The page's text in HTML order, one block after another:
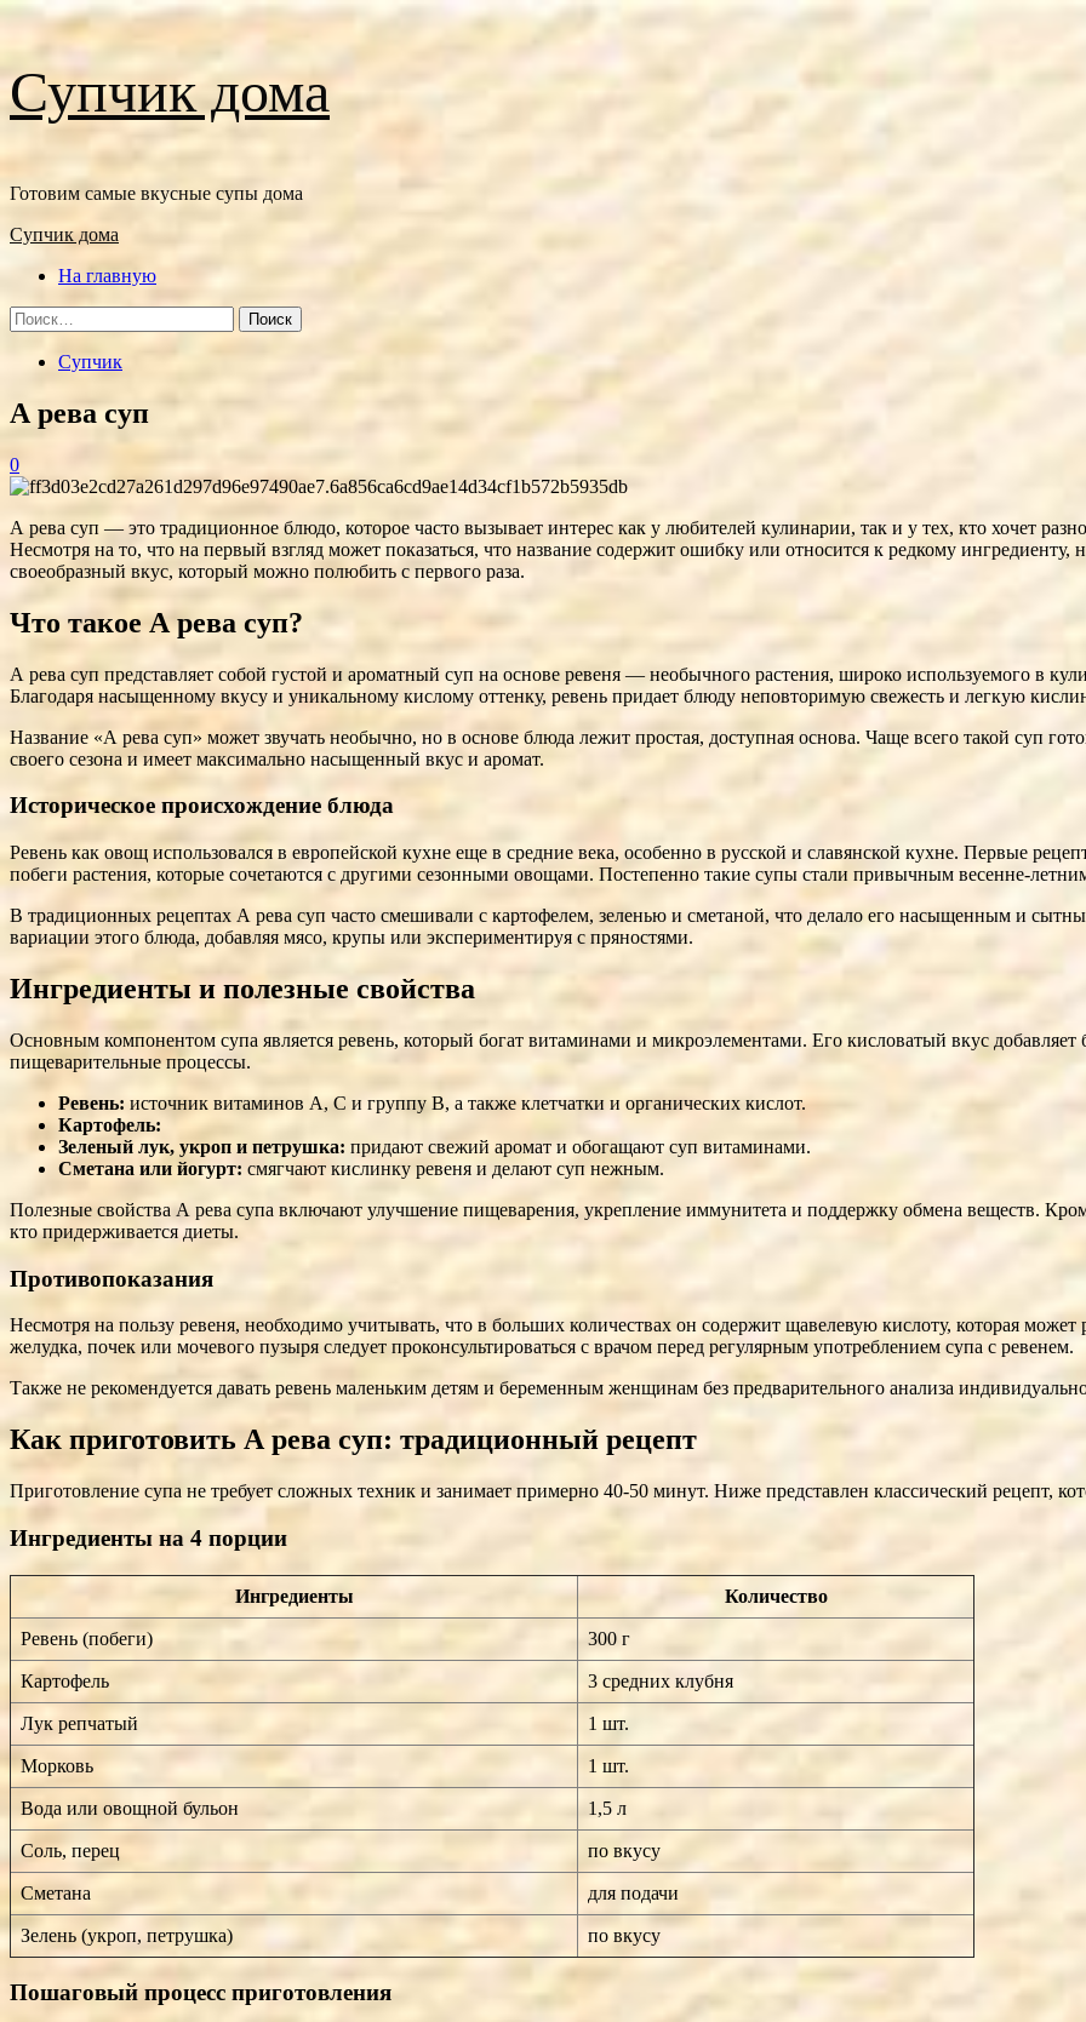
Перейти
к
содержимому
Супчик дома
Готовим самые вкусные супы дома
Основное
Супчик дома
На главную
Найти:
Супчик
А рева суп
0
А ревa суп — это традиционное блюдо, которое часто вызывает интерес как у любителей кулинарии, так и у тех, кто хочет
Несмотря на то, что на первый взгляд может показаться, что название содержит ошибку или относится к редкому ингредиенту,
своеобразный вкус, который можно полюбить с первого раза.
Что такое А ревa суп?
А ревa суп представляет собой густой и ароматный суп на основе ревеня — необычного растения, широко используемого в
Благодаря насыщенному вкусу и уникальному кислому оттенку, ревень придает блюду неповторимую свежесть и легкую
Название «А ревa суп» может звучать необычно, но в основе блюда лежит простая, доступная основа. Чаще всего такой суп
своего сезона и имеет максимально насыщенный вкус и аромат.
Историческое происхождение блюда
Ревень как овощ использовался в европейской кухне еще в средние века, особенно в русской и славянской кухне. Первые
побеги растения, которые сочетаются с другими сезонными овощами. Постепенно такие супы стали привычным весенне-
В традиционных рецептах А ревa суп часто смешивали с картофелем, зеленью и сметаной, что делало его насыщенным и
вариации этого блюда, добавляя мясо, крупы или экспериментируя с пряностями.
Ингредиенты и полезные свойства
Основным компонентом супа является ревень, который богат витаминами и микроэлементами. Его кисловатый вкус добавляет
пищеварительные процессы.
Ревень: источник витаминов А, С и группу В, а также клетчатки и органических кислот.
Картофель:
Зеленый лук, укроп и петрушка: придают свежий аромат и обогащают суп витаминами.
Сметана или йогурт: смягчают кислинку ревеня и делают суп нежным.
Полезные свойства А ревa супа включают улучшение пищеварения, укрепление иммунитета и поддержку обмена веществ.
кто придерживается диеты.
Противопоказания
Несмотря на пользу ревеня, необходимо учитывать, что в больших количествах он содержит щавелевую кислоту, которая
желудка, почек или мочевого пузыря следует проконсультироваться с врачом перед регулярным употреблением супа с ревенем.
Также не рекомендуется давать ревень маленьким детям и беременным женщинам без предварительного анализа
Как приготовить А ревa суп: традиционный рецепт
Приготовление супа не требует сложных техник и занимает примерно 40-50 минут. Ниже представлен классический рецепт,
Ингредиенты на 4 порции
Ингредиенты Количество
Ревень (побеги) 300 г
Картофель 3 средних клубня
Лук репчатый 1 шт.
Морковь 1 шт.
Вода или овощной бульон 1,5 л
Соль, перец по вкусу
Сметана для подачи
Зелень (укроп, петрушка) по вкусу
Пошаговый процесс приготовления